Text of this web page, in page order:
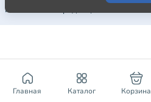
Главная Каталог Корзина
Политика конфиденциальности